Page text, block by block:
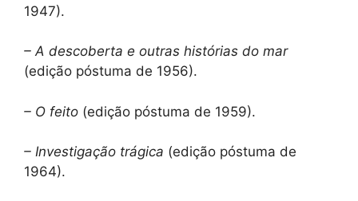
1947).
– A descoberta e outras histórias do mar
(edição póstuma de 1956).
– O feito (edição póstuma de 1959).
– Investigação trágica (edição póstuma de
1964).